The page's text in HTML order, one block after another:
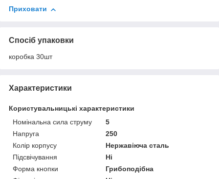
Приховати
Спосіб упаковки
коробка 30шт
Характеристики
Користувальницькі характеристики
Номінальна сила струму
5
Напруга
250
Колір корпусу
Нержавіюча сталь
Підсвічування
Ні
Форма кнопки
Грибоподібна